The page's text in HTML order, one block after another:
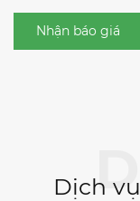
Nhận báo giá
Dịch vụ